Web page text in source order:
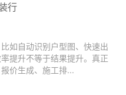
行
如自动识别户型图、快速出
提升不等于结果提升。真正
价生成、施工排...